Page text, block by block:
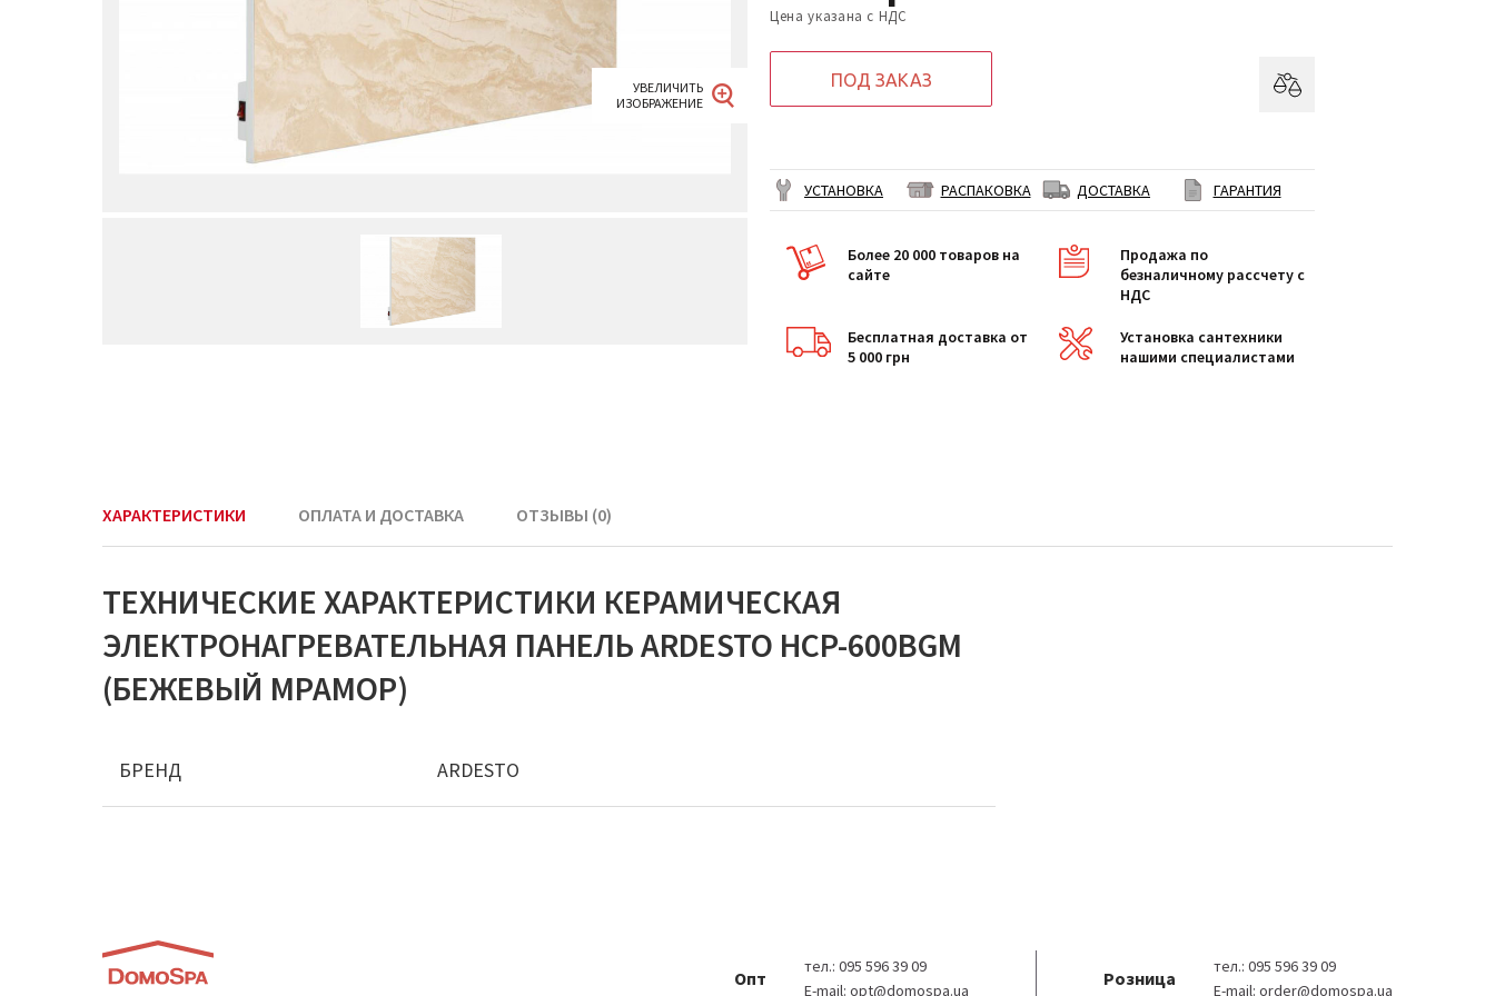
Цена указана с НДС
ПОД ЗАКАЗ
УСТАНОВКА РАСПАКОВКА ДОСТАВКА ГАРАНТИЯ
Более 20 000 товаров на
сайте
Продажа по
безналичному рассчету с
НДС
Бесплатная доставка от
5 000 грн
Установка сантехники
нашими специалистами
ХАРАКТЕРИСТИКИ ОПЛАТА И ДОСТАВКА ОТЗЫВЫ (0)
ТЕХНИЧЕСКИЕ ХАРАКТЕРИСТИКИ КЕРАМИЧЕСКАЯ
ЭЛЕКТРОНАГРЕВАТЕЛЬНАЯ ПАНЕЛЬ ARDESTO HCP-600BGM
(БЕЖЕВЫЙ МРАМОР)
БРЕНД ARDESTO
Опт
тел.: 095 596 39 09
E-mail: opt@domospa.ua
Розница
тел.: 095 596 39 09
E-mail: order@domospa.ua